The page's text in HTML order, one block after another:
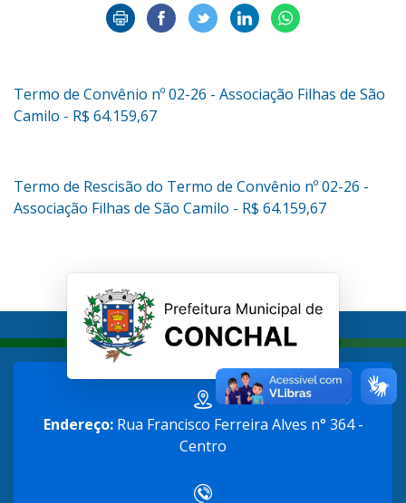
Termo de Convênio nº 02-26 - Associação Filhas de São
Camilo - R$ 64.159,67
Termo de Rescisão do Termo de Convênio nº 02-26 -
Associação Filhas de São Camilo - R$ 64.159,67
Endereço:Rua Francisco Ferreira Alves n° 364 -
Centro